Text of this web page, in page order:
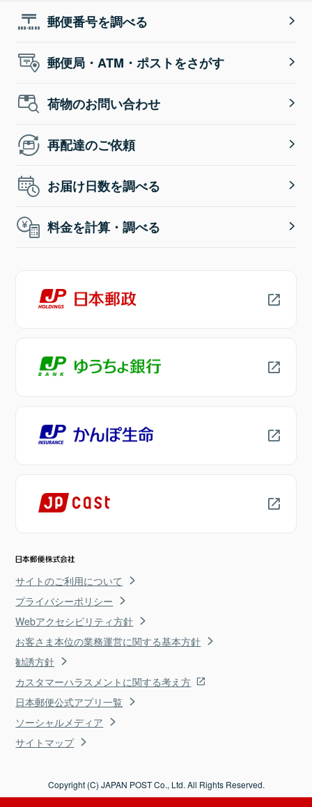
郵便番号を調べる
郵便局・ATM・ポストをさがす
荷物のお問い合わせ
再配達のご依頼
お届け日数を調べる
料金を計算・調べる
サイトのご利用について
プライバシーポリシー
Webアクセシビリティ方針
お客さま本位の業務運営に関する基本方針
勧誘方針
カスタマーハラスメントに関する考え方
日本郵便公式アプリ一覧
ソーシャルメディア
サイトマップ
Copyright (C) JAPAN POST Co., Ltd. All Rights Reserved.